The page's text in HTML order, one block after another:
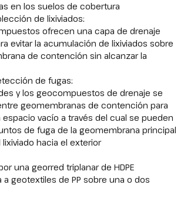
en los suelos de cobertura
de lixiviados:
ofrecen una capa de drenaje
evitar la acumulación de lixiviados sobre
de contención sin alcanzar la
de fugas:
y los geocompuestos de drenaje se
geomembranas de contención para
vacío a través del cual se pueden
de fuga de la geomembrana principal
lixiviado hacia el exterior
una georred triplanar de HDPE
a geotextiles de PP sobre una o dos